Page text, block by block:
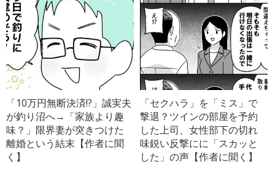
「10万円無断決済!?」誠実夫
が釣り沼へ→「家族より趣
味？」限界妻が突きつけた
離婚という結末【作者に聞
く】
「セクハラ」を「ミス」で
撃退？ツインの部屋を予約
した上司、女性部下の切れ
味鋭い反撃にに「スカッと
した」の声【作者に聞く】